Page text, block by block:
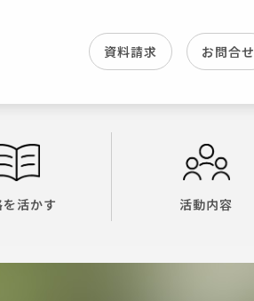
資料請求 お問合せ
を活かす 活動内容